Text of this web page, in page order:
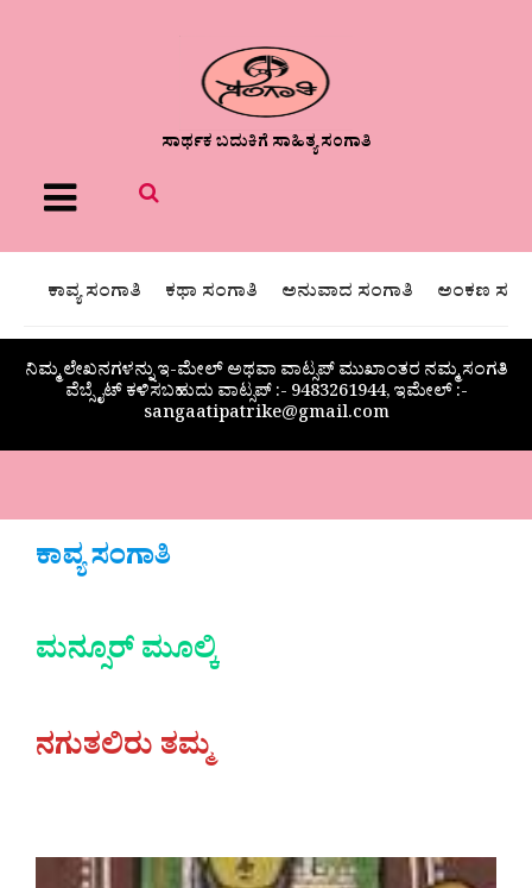
ಸಾರ್ಥಕ ಬದುಕಿಗೆ ಸಾಹಿತ್ಯ ಸಂಗಾತಿ
Menu
ಕಾವ್ಯ ಸಂಗಾತಿ ಕಥಾ ಸಂಗಾತಿ ಅನುವಾದ ಸಂಗಾತಿ ಅಂಕಣ
ನಿಮ್ಮ ಲೇಖನಗಳನ್ನು ಇ-ಮೇಲ್ ಅಥವಾ ವಾಟ್ಸಪ್ ಮುಖಾಂತರ ನಮ್ಮ ಸಂಗತಿ
ವೆಬ್ಸೈಟ್ ಕಳಿಸಬಹುದು ವಾಟ್ಸಪ್‌ :- 9483261944, ಇಮೇಲ್ :-
sangaatipatrike@gmail.com
ಕಾವ್ಯ ಸಂಗಾತಿ
ಮನ್ಸೂರ್ ಮೂಲ್ಕಿ
ನಗುತಲಿರು ತಮ್ಮ